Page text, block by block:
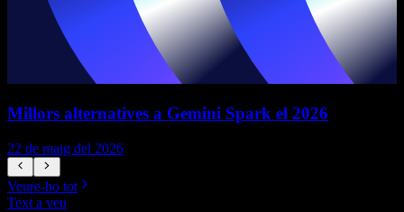
Millors alternatives a Gemini Spark el 2026
22 de maig del 2026
Veure-ho tot
Text a veu